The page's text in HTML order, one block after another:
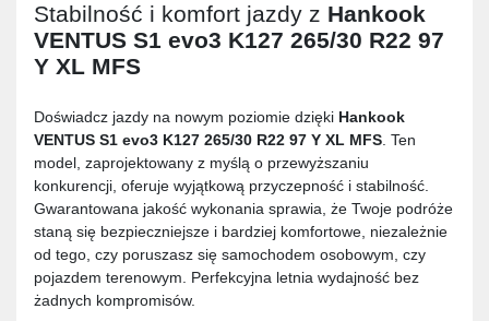
Stabilność i komfort jazdy z Hankook
VENTUS S1 evo3 K127 265/30 R22 97
Y XL MFS
Doświadcz jazdy na nowym poziomie dzięki Hankook
VENTUS S1 evo3 K127 265/30 R22 97 Y XL MFS. Ten
model, zaprojektowany z myślą o przewyższaniu
konkurencji, oferuje wyjątkową przyczepność i stabilność.
Gwarantowana jakość wykonania sprawia, że Twoje podróże
staną się bezpieczniejsze i bardziej komfortowe, niezależnie
od tego, czy poruszasz się samochodem osobowym, czy
pojazdem terenowym. Perfekcyjna letnia wydajność bez
żadnych kompromisów.